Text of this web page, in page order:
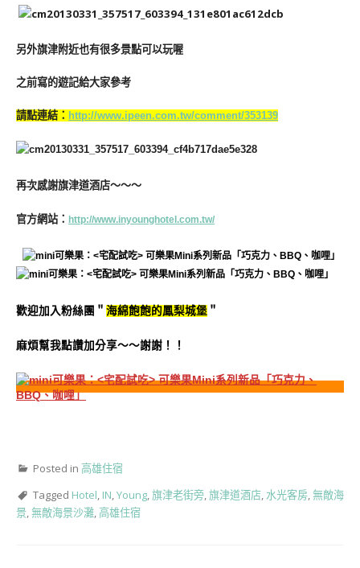
另外旗津附近也有很多景點可以玩喔
之前寫的遊記給大家參考
請點連結： http://www.ipeen.com.tw/comment/353139
再次感謝旗津道酒店～～～
官方網站： http://www.inyounghotel.com.tw/
歡迎加入粉絲團＂ 海綿飽飽的鳳梨城堡 ＂
麻煩幫我點讚加分享～～謝謝！！
Posted in 高雄住宿
Tagged Hotel, IN,Young,旗津老街旁,旗津道酒店,水光客房,無敵海
景,無敵海景沙灘,高雄住宿